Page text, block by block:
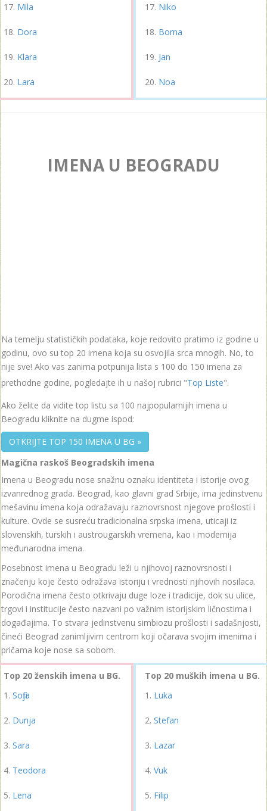
Mila
Dora
Klara
Lara
Niko
Borna
Jan
Noa
IMENA U BEOGRADU
Na temelju statističkih podataka, koje redovito pratimo iz godine u
godinu, ovo su top 20 imena koja su osvojila srca mnogih. No, to
nije sve! Ako vas zanima potpunija lista s 100 do 150 imena za
prethodne godine, pogledajte ih u našoj rubrici "Top Liste".
Ako želite da vidite top listu sa 100 najpopularnijih imena u
Beogradu kliknite na dugme ispod:
OTKRIJTE TOP 150 IMENA U BG »
Magična raskoš Beogradskih imena
Imena u Beogradu nose snažnu oznaku identiteta i istorije ovog
izvanrednog grada. Beograd, kao glavni grad Srbije, ima jedinstvenu
mešavinu imena koja odražavaju raznovrsnost njegove prošlosti i
kulture. Ovde se susreću tradicionalna srpska imena, uticaji iz
slovenskih, turskih i austrougarskih vremena, kao i modernija
međunarodna imena.
Posebnost imena u Beogradu leži u njihovoj raznovrsnosti i
značenju koje često odražava istoriju i vrednosti njihovih nosilaca.
Porodična imena često otkrivaju duge loze i tradicije, dok su ulice,
trgovi i institucije često nazvani po važnim istorijskim ličnostima i
događajima. To stvara jedinstvenu simbiozu prošlosti i sadašnjosti,
čineći Beograd zanimljivim centrom koji očarava svojim imenima i
pričama koje nose sa sobom.
Top 20 ženskih imena u BG.
Sofija
Dunja
Sara
Teodora
Lena
Top 20 muških imena u BG.
Luka
Stefan
Lazar
Vuk
Filip